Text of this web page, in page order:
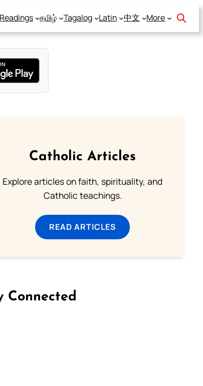
Readings தமிழ் Tagalog Latin 中文 More
Catholic Articles
Explore articles on faith, spirituality, and
Catholic teachings.
READ ARTICLES
Connected